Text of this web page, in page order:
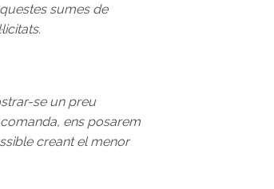
sumes de
se un preu
ens posarem
creant el menor